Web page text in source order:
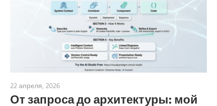
22 апреля, 2026
От запроса до архитектуры: мой